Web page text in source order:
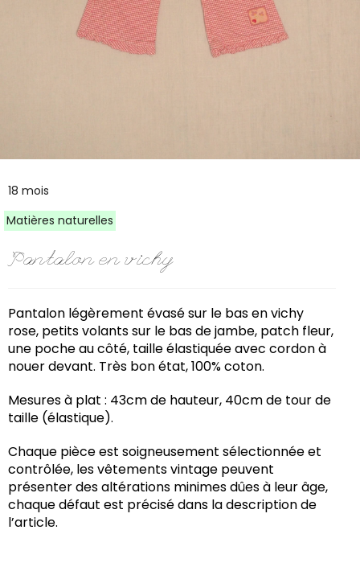
18 mois
Matières naturelles
Pantalon en vichy
Pantalon légèrement évasé sur le bas en vichy
rose, petits volants sur le bas de jambe, patch fleur,
une poche au côté, taille élastiquée avec cordon à
nouer devant. Très bon état, 100% coton.
Mesures à plat : 43cm de hauteur, 40cm de tour de
taille (élastique).
Chaque pièce est soigneusement sélectionnée et
contrôlée, les vêtements vintage peuvent
présenter des altérations minimes dûes à leur âge,
chaque défaut est précisé dans la description de
l’article.